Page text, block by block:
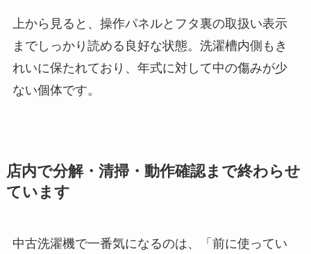
上から見ると、操作パネルとフタ裏の取扱い表示
までしっかり読める良好な状態。洗濯槽内側もき
れいに保たれており、年式に対して中の傷みが少
ない個体です。
店内で分解・清掃・動作確認まで終わらせ
ています
中古洗濯機で一番気になるのは、「前に使ってい